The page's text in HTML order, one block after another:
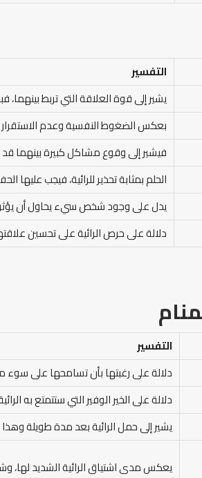
التفسير
يشير إلى قوة العلاقة التي تربط
بعكس الضغوط النفسية وعدم
فيشير إلى وقوع مشاكل كبيرة بينهما
الحلم بمثابة تحذير للرائية، فيجب عليها
يدل على وجود شخص سيء يحاول أن يؤثر
دلالة على حرص الرائية على تحسين
التفسير
دلالة على رغبتها بأن تسامحها على سوء
دلالة على الخير الوفير التي ستتمتع به
يشير إلى حمل الرائية بعد مدة طويلة
يعكس مدى اشتياق الرائية الشديد لها،